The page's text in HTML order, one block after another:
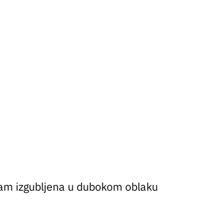
izgubljena u dubokom oblaku